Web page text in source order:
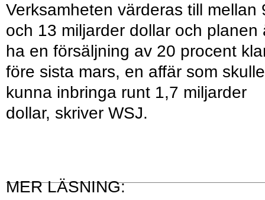
Verksamheten värderas till mellan
och 13 miljarder dollar och planen
ha en försäljning av 20 procent
före sista mars, en affär som skulle
kunna inbringa runt 1,7 miljarder
dollar, skriver WSJ.